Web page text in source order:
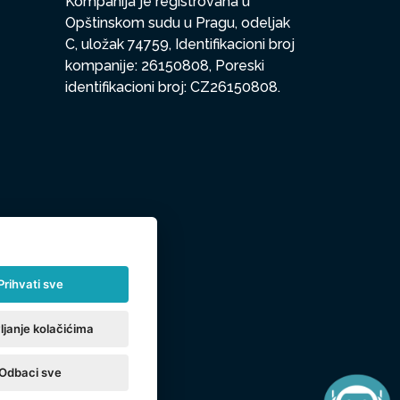
Opštinskom sudu u Pragu, odeljak
C, uložak 74759, Identifikacioni broj
kompanije: 26150808, Poreski
identifikacioni broj: CZ26150808.
sve
kolačićima
sve